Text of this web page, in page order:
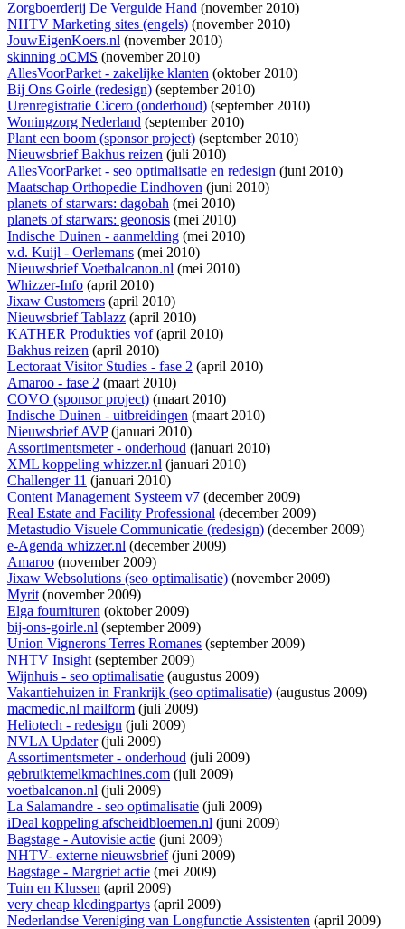
Zorgboerderij De Vergulde Hand (november 2010)
NHTV Marketing sites (engels) (november 2010)
JouwEigenKoers.nl (november 2010)
skinning oCMS (november 2010)
AllesVoorParket - zakelijke klanten (oktober 2010)
Bij Ons Goirle (redesign) (september 2010)
Urenregistratie Cicero (onderhoud) (september 2010)
Woningzorg Nederland (september 2010)
Plant een boom (sponsor project) (september 2010)
Nieuwsbrief Bakhus reizen (juli 2010)
AllesVoorParket - seo optimalisatie en redesign (juni 2010)
Maatschap Orthopedie Eindhoven (juni 2010)
planets of starwars: dagobah (mei 2010)
planets of starwars: geonosis (mei 2010)
Indische Duinen - aanmelding (mei 2010)
v.d. Kuijl - Oerlemans (mei 2010)
Nieuwsbrief Voetbalcanon.nl (mei 2010)
Whizzer-Info (april 2010)
Jixaw Customers (april 2010)
Nieuwsbrief Tablazz (april 2010)
KATHER Produkties vof(april 2010)
Bakhus reizen (april 2010)
Lectoraat Visitor Studies - fase 2 (april 2010)
Amaroo - fase 2 (maart 2010)
COVO (sponsor project) (maart 2010)
Indische Duinen - uitbreidingen (maart 2010)
Nieuwsbrief AVP(januari 2010)
Assortimentsmeter - onderhoud (januari 2010)
XML koppeling whizzer.nl (januari 2010)
Challenger 11 (januari 2010)
Content Management Systeem v7 (december 2009)
Real Estate and Facility Professional (december 2009)
Metastudio Visuele Communicatie (redesign) (december 2009)
e-Agenda whizzer.nl (december 2009)
Amaroo (november 2009)
Jixaw Websolutions (seo optimalisatie) (november 2009)
Myrit(november 2009)
Elga fournituren (oktober 2009)
bij-ons-goirle.nl (september 2009)
Union Vignerons Terres Romanes (september 2009)
NHTV Insight(september 2009)
Wijnhuis - seo optimalisatie (augustus 2009)
Vakantiehuizen in Frankrijk (seo optimalisatie) (augustus 2009)
macmedic.nl mailform (juli 2009)
Heliotech - redesign (juli 2009)
NVLA Updater(juli 2009)
Assortimentsmeter - onderhoud (juli 2009)
gebruiktemelkmachines.com (juli 2009)
voetbalcanon.nl (juli 2009)
La Salamandre - seo optimalisatie (juli 2009)
iDeal koppeling afscheidbloemen.nl (juni 2009)
Bagstage - Autovisie actie (juni 2009)
NHTV- externe nieuwsbrief(juni 2009)
Bagstage - Margriet actie (mei 2009)
Tuin en Klussen (april 2009)
very cheap kledingpartys (april 2009)
Nederlandse Vereniging van Longfunctie Assistenten (april 2009)